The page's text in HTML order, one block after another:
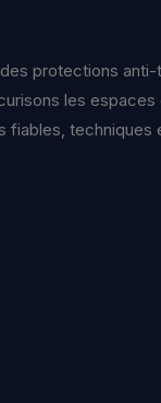
protections anti-
les espaces
fiables, techniques